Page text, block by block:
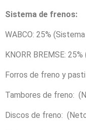
Sistema de frenos:
WABCO: 25%
KNORR BREMSE:
Forros de freno y
Tambores de freno:
Discos de freno: